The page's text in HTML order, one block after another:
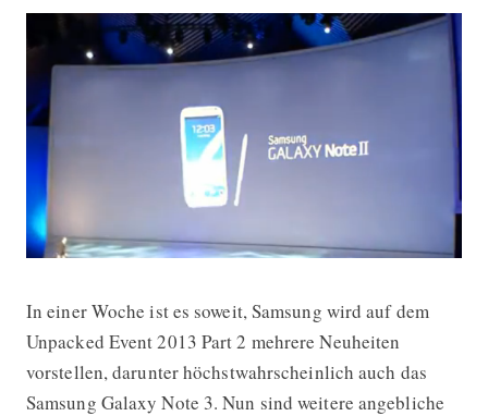
Samsung Galaxy Note 3 mit 4K
In einer Woche ist es soweit, Samsung wird auf dem
Unpacked Event 2013 Part 2 mehrere Neuheiten
vorstellen, darunter höchstwahrscheinlich auch das
Samsung Galaxy Note 3. Nun sind weitere angebliche